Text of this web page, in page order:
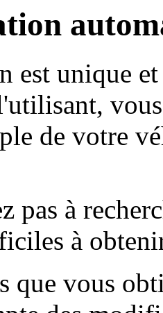
est unique
de votre
pas à
à
que vous